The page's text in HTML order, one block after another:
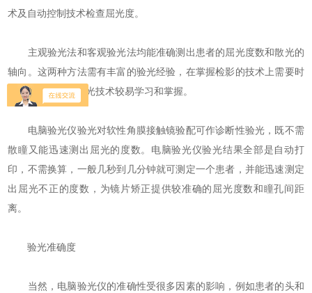
术及自动控制技术检查屈光度。
主观验光法和客观验光法均能准确测出患者的屈光度数和散光的
轴向。这两种方法需有丰富的验光经验，在掌握检影的技术上需要时
间较长，而电脑验光技术较易学习和掌握。
电脑验光仪验光对软性角膜接触镜验配可作诊断性验光，既不需
散瞳又能迅速测出屈光的度数。电脑验光仪验光结果全部是自动打
印，不需换算，一般几秒到几分钟就可测定一个患者，并能迅速测定
出屈光不正的度数，为镜片矫正提供较准确的屈光度数和瞳孔间距
离。
验光准确度
当然，电脑验光仪的准确性受很多因素的影响，例如患者的头和